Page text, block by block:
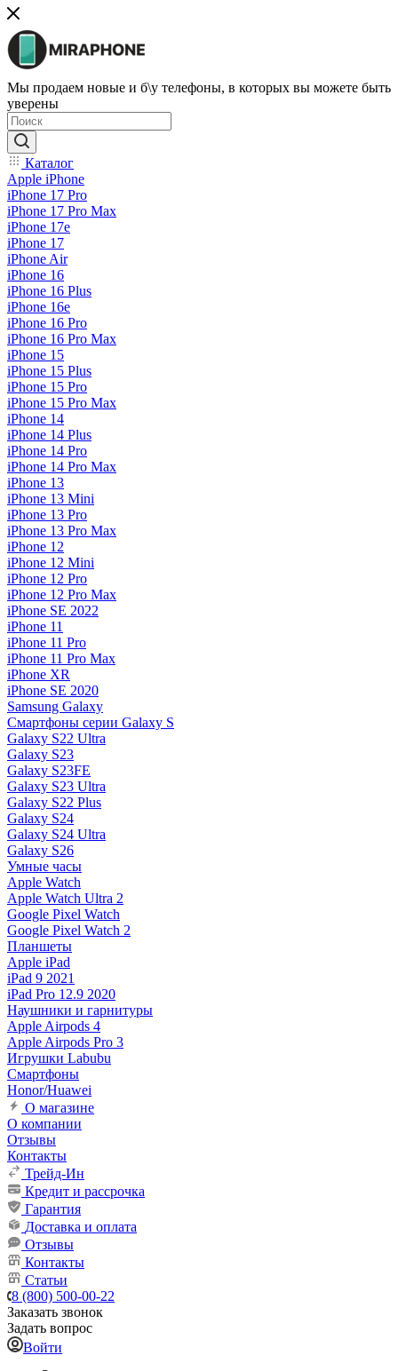
Мы продаем новые и б\у телефоны, в которых вы можете быть
уверены
Каталог
Apple iPhone
iPhone 17 Pro
iPhone 17 Pro Max
iPhone 17e
iPhone 17
iPhone Air
iPhone 16
iPhone 16 Plus
iPhone 16e
iPhone 16 Pro
iPhone 16 Pro Max
iPhone 15
iPhone 15 Plus
iPhone 15 Pro
iPhone 15 Pro Max
iPhone 14
iPhone 14 Plus
iPhone 14 Pro
iPhone 14 Pro Max
iPhone 13
iPhone 13 Mini
iPhone 13 Pro
iPhone 13 Pro Max
iPhone 12
iPhone 12 Mini
iPhone 12 Pro
iPhone 12 Pro Max
iPhone SE 2022
iPhone 11
iPhone 11 Pro
iPhone 11 Pro Max
iPhone XR
iPhone SE 2020
Samsung Galaxy
Смартфоны серии Galaxy S
Galaxy S22 Ultra
Galaxy S23
Galaxy S23FE
Galaxy S23 Ultra
Galaxy S22 Plus
Galaxy S24
Galaxy S24 Ultra
Galaxy S26
Умные часы
Apple Watch
Apple Watch Ultra 2
Google Pixel Watch
Google Pixel Watch 2
Планшеты
Apple iPad
iPad 9 2021
iPad Pro 12.9 2020
Наушники и гарнитуры
Apple Airpods 4
Apple Airpods Pro 3
Игрушки Labubu
Смартфоны
Honor/Huawei
О магазине
О компании
Отзывы
Контакты
Трейд-Ин
Кредит и рассрочка
Гарантия
Доставка и оплата
Отзывы
Контакты
Статьи
8 (800) 500-00-22
Заказать звонок
Задать вопрос
Войти